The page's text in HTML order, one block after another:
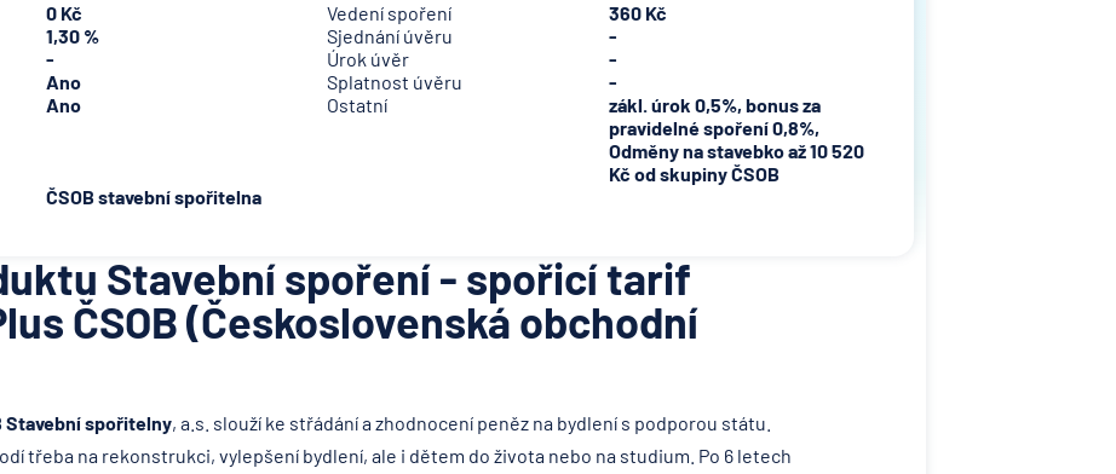
0 Kč Vedení spoření
360 Kč
1,30 % Sjednání úvěru
-
- Úrok úvěr
-
Ano Splatnost úvěru
-
Ano Ostatní
zákl. úrok 0,5%, bonus za
pravidelné spoření 0,8%,
Odměny na stavebko až 10 520
Kč od skupiny ČSOB
ČSOB stavební spořitelna
Stavební spoření - spořicí tarif
ČSOB (Československá obchodní
Stavební spořitelny, a.s. slouží ke střádání a zhodnocení peněz na bydlení s podporou státu.
třeba na rekonstrukci, vylepšení bydlení, ale i dětem do života nebo na studium. Po 6 letech